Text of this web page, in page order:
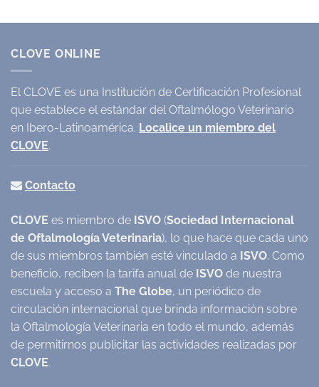
CLOVE ONLINE
El CLOVE es una Institución de Certificación Profesional
que establece el estándar del Oftalmólogo Veterinario
en Ibero-Latinoamérica. Localice un miembro del
CLOVE.
Contacto
CLOVE es miembro de ISVO (Sociedad Internacional
de Oftalmología Veterinaria), lo que hace que cada uno
de sus miembros también esté vinculado a ISVO. Como
beneficio, reciben la tarifa anual de ISVO de nuestra
escuela y acceso a The Globe, un periódico de
circulación internacional que brinda información sobre
la Oftalmología Veterinaria en todo el mundo, además
de permitirnos publicitar las actividades realizadas por
CLOVE.